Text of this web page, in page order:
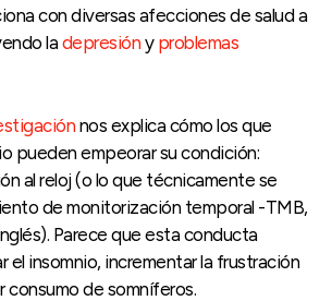
con diversas afecciones de salud a
ladepresión y problemas
nos explica cómo los que
pueden empeorar su condición:
al reloj (o lo que técnicamente se
de monitorización temporal -TMB,
Parece que esta conducta
el insomnio, incrementar la frustración
consumo de somníferos.